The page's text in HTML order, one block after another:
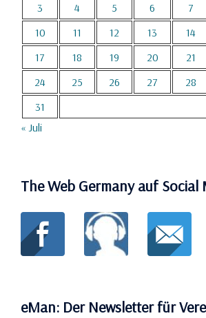
3
4 5 6 7
10
11 12 13 14
17
18 19 20 21
24
25 26 27 28
31
« Juli
The Web Germany auf Social
eMan: Der Newsletter für